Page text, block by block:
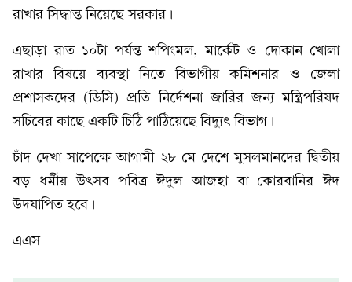
রাখার সিদ্ধান্ত নিয়েছে সরকার।
এছাড়া রাত ১০টা পর্যন্ত শপিংমল, মার্কেট ও দোকান খোলা
রাখার বিষয়ে ব্যবস্থা নিতে বিভাগীয় কমিশনার ও জেলা
প্রশাসকদের (ডিসি) প্রতি নির্দেশনা জারির জন্য মন্ত্রিপরিষদ
সচিবের কাছে একটি চিঠি পাঠিয়েছে বিদ্যুৎ বিভাগ।
চাঁদ দেখা সাপেক্ষে আগামী ২৮ মে দেশে মুসলমানদের দ্বিতীয়
বড় ধর্মীয় উৎসব পবিত্র ঈদুল আজহা বা কোরবানির ঈদ
উদযাপিত হবে।
এএস